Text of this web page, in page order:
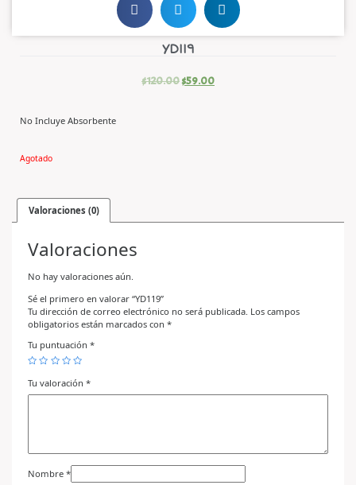
YD119
$120.00$59.00
No Incluye Absorbente
Agotado
Valoraciones (0)
Valoraciones
No hay valoraciones aún.
Sé el primero en valorar “YD119”
Tu dirección de correo electrónico no será publicada. Los campos
obligatorios están marcados con *
Tu puntuación *
Tu valoración *
Nombre *